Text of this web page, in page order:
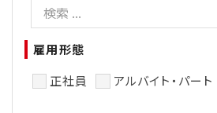
雇用形態
正社員
アルバイト・パート